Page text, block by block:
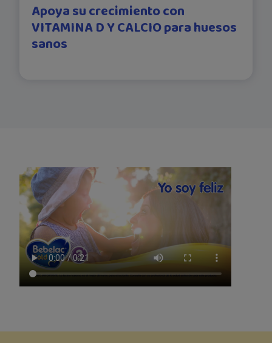
Apoya su crecimiento con
VITAMINA D Y CALCIO para huesos
sanos